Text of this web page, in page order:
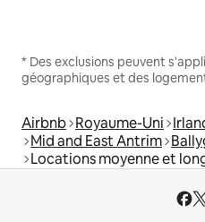
* Des exclusions peuvent
géographiques et des
Airbnb Royaume-Uni
Mid and East Antrim
Locations moyenne et